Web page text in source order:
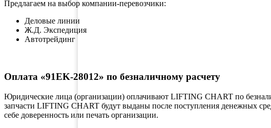
Предлагаем на выбор компании-перевозчики:
Деловые линии
Ж.Д. Экспедиция
Автотрейдинг
Оплата «91EK-28012» по безналичному расчету
Юридические лица (организации) оплачивают LIFTING CHART по
запчасти LIFTING CHART будут выданы после поступления денежных
себе доверенность или печать организации.